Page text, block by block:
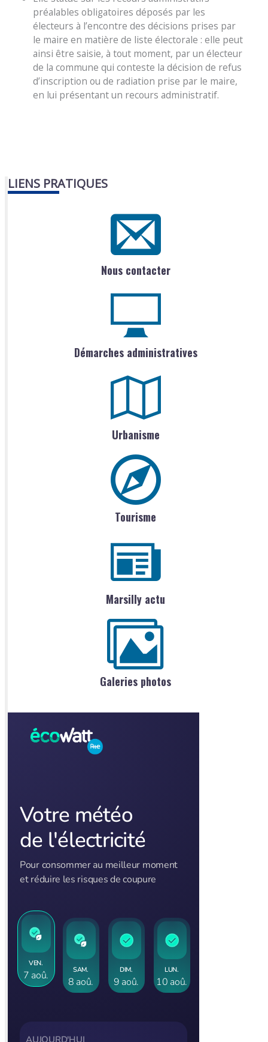
préalables obligatoires déposés par les
électeurs à l’encontre des décisions prises par
le maire en matière de liste électorale : elle peut
ainsi être saisie, à tout moment, par un électeur
de la commune qui conteste la décision de refus
d’inscription ou de radiation prise par le maire,
en lui présentant un recours administratif.
LIENS PRATIQUES
Nous contacter
Démarches administratives
Urbanisme
Tourisme
Marsilly actu
Galeries photos